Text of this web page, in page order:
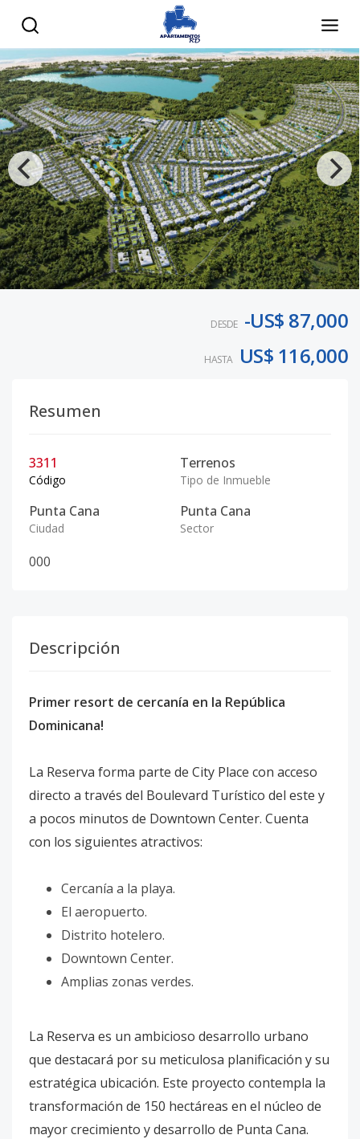
DESDE -US$ 87,000
HASTA US$ 116,000
Resumen
3311
Código
Terrenos
Tipo de Inmueble
Punta Cana
Ciudad
Punta Cana
Sector
000
Descripción
Primer resort de cercanía en la República
Dominicana!
La Reserva forma parte de City Place con acceso
directo a través del Boulevard Turístico del este y
a pocos minutos de Downtown Center. Cuenta
con los siguientes atractivos:
Cercanía a la playa.
El aeropuerto.
Distrito hotelero.
Downtown Center.
Amplias zonas verdes.
La Reserva es un ambicioso desarrollo urbano
que destacará por su meticulosa planificación y su
estratégica ubicación. Este proyecto contempla la
transformación de 150 hectáreas en el núcleo de
mayor crecimiento y desarrollo de Punta Cana.